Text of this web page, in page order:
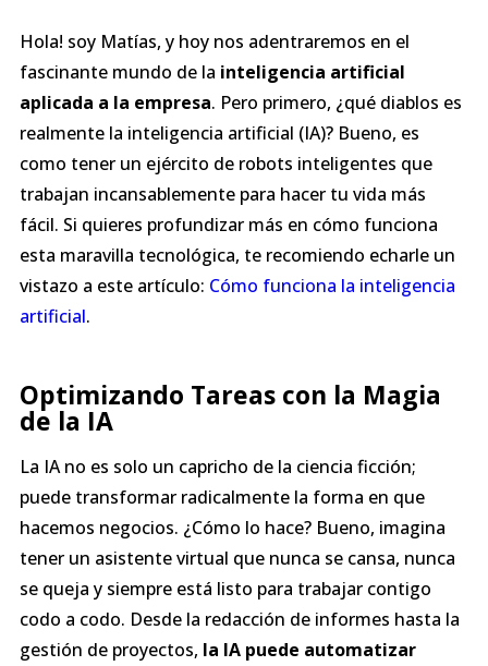
Hola! soy Matías, y hoy nos adentraremos en el
fascinante mundo de la inteligencia artificial
aplicada a la empresa. Pero primero, ¿qué diablos es
realmente la inteligencia artificial (IA)? Bueno, es
como tener un ejército de robots inteligentes que
trabajan incansablemente para hacer tu vida más
fácil. Si quieres profundizar más en cómo funciona
esta maravilla tecnológica, te recomiendo echarle un
vistazo a este artículo: Cómo funciona la inteligencia
artificial.
Optimizando Tareas con la Magia
de la IA
La IA no es solo un capricho de la ciencia ficción;
puede transformar radicalmente la forma en que
hacemos negocios. ¿Cómo lo hace? Bueno, imagina
tener un asistente virtual que nunca se cansa, nunca
se queja y siempre está listo para trabajar contigo
codo a codo. Desde la redacción de informes hasta la
gestión de proyectos, la IA puede automatizar